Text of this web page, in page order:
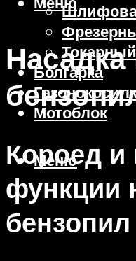
Токарный
Болгарка
Мотоблок
Меню
Короед и
функции
бензопил